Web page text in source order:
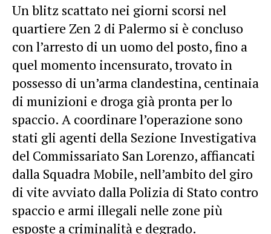
Unblitz scattato nei giorni scorsi nel
quartiere Zen 2 di Palermo si è concluso
con l’arresto di un uomo del posto, fino a
quel momento incensurato, trovato in
possesso di un’arma clandestina, centinaia
di munizioni e droga già pronta per lo
spaccio. A coordinare l’operazione sono
stati gli agenti della Sezione Investigativa
del Commissariato San Lorenzo, affiancati
dalla Squadra Mobile, nell’ambito del giro
di vite avviato dalla Polizia di Stato contro
spaccio e armi illegali nelle zone più
esposte a criminalità e degrado.